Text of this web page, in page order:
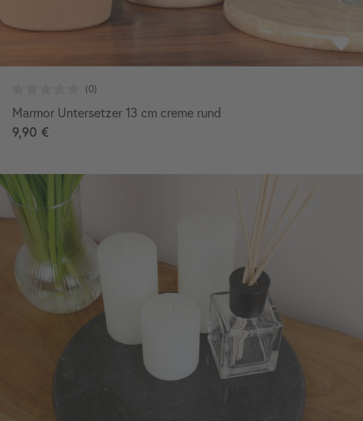
Marmor Untersetzer 13 cm creme rund
9,90 €